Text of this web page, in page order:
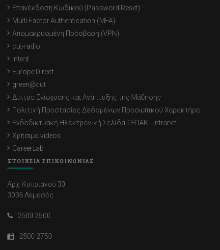
Επανέκδοση Κωδικού (Password Reset)
Multi Factor Authentication (MFA)
Απομακρυσμένη Πρόσβαση (VPN)
cut-radio
Intent
Europe Direct
green@cut
Δίκτυο Ενίσχυσης και Ανάπτυξης της Μάθησης
Πολιτική Προστασίας Δεδομένων Προσωπικού Χαρακτήρα
Ενδοδικτυακή Ηλεκτρονική Σελίδα ΤΕΠΑΚ - Intranet
Χρήσιμα videos
CareerLab
ΣΤΟΙΧΕΙΑ ΕΠΙΚΟΙΝΩΝΙΑΣ
Αρχ. Κυπριανού 30
3036 Λεμεσός
2500 2500
2500 2750